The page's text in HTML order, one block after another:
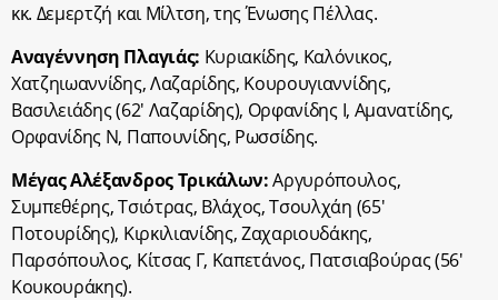
κκ. Δεμερτζή και Μίλτση, της Ένωσης Πέλλας.
Αναγέννηση Πλαγιάς: Κυριακίδης, Καλόνικος,
Χατζηιωαννίδης, Λαζαρίδης, Κουρουγιαννίδης,
Βασιλειάδης (62′ Λαζαρίδης), Ορφανίδης Ι, Αμανατίδης,
Ορφανίδης Ν, Παπουνίδης, Ρωσσίδης.
Μέγας Αλέξανδρος Τρικάλων:Αργυρόπουλος,
Συμπεθέρης, Τσιότρας, Βλάχος, Τσουλχάη (65′
Ποτουρίδης), Κιρκιλιανίδης, Ζαχαριουδάκης,
Παρσόπουλος, Κίτσας Γ, Καπετάνος, Πατσιαβούρας (56′
Κουκουράκης).